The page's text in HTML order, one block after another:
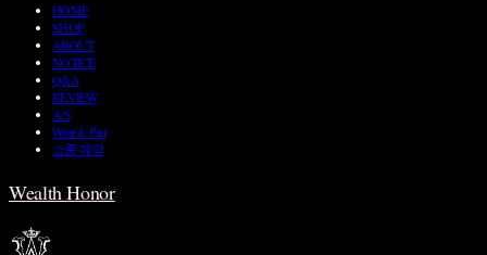
HOME
SHOP
ABOUT
NOTICE
Q&A
REVIEW
A/S
Wear & Pair
쇼룸 예약
Wealth Honor